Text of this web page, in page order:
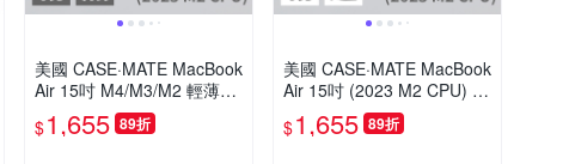
美國 CASE·MATE MacBook
Air 15吋 M4/M3/M2 輕薄殼
- 霧面透黑
$1,655 89折
美國 CASE·MATE MacBook
Air 15吋 (2023 M2 CPU) 輕
薄殼 - 霧面透明
$1,655 89折